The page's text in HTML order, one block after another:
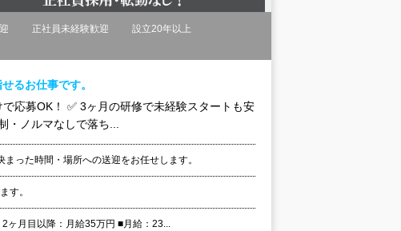
正社員未経験歓迎
設立20年以上
るお仕事です。
応募OK！ ✅ 3ヶ月の研修で未経験スタートも安
・ノルマなしで落ち...
った時間・場所への送迎をお任せします。
す。
月目以降：月給35万円 ■月給：23...